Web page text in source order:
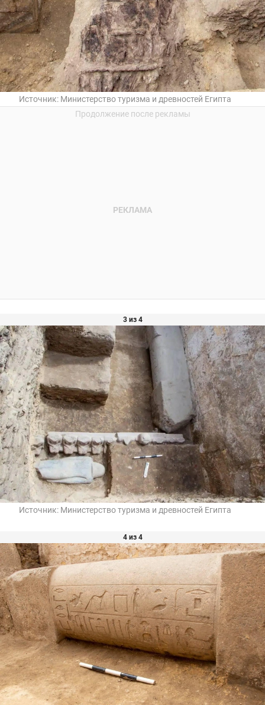
Источник: Министерство туризма и древностей Египта
3 из 4
Источник: Министерство туризма и древностей Египта
4 из 4